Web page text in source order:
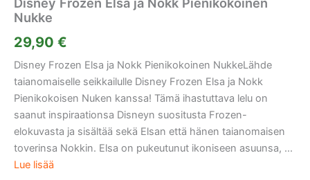
Nukke
29,90 €
Disney Frozen Elsa ja Nokk Pienikokoinen NukkeLähde
taianomaiselle seikkailulle Disney Frozen Elsa ja Nokk
Pienikokoisen Nuken kanssa! Tämä ihastuttava lelu on
saanut inspiraationsa Disneyn suositusta Frozen-
elokuvasta ja sisältää sekä Elsan että hänen taianomaisen
toverinsa Nokkin. Elsa on pukeutunut ikoniseen asuunsa, ...
Lue lisää